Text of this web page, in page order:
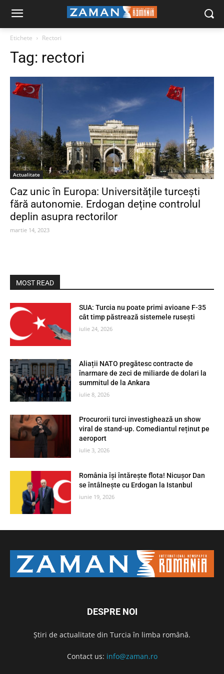
Etichete Rectori
Tag: rectori
Actualitate
Caz unic în Europa: Universitățile turcești
fără autonomie. Erdogan deține controlul
deplin asupra rectorilor
martie 14, 2023
MOST READ
SUA: Turcia nu poate primi avioane F-35
cât timp păstrează sistemele rusești
iulie 24, 2026
Aliații NATO pregătesc contracte de
înarmare de zeci de miliarde de dolari la
summitul de la Ankara
iulie 8, 2026
Procurorii turci investighează un show
viral de stand-up. Comediantul reținut pe
aeroport
iulie 3, 2026
România își întărește flota! Nicușor Dan
se întâlnește cu Erdogan la Istanbul
iunie 19, 2026
DESPRE NOI
Știri de actualitate din Turcia în limba română.
Contact us: info@zaman.ro